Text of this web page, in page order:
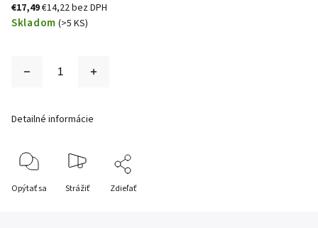
€17,49€14,22 bez DPH
Skladom (>5 KS)
Detailné informácie
Opýtať sa Strážiť Zdieľať